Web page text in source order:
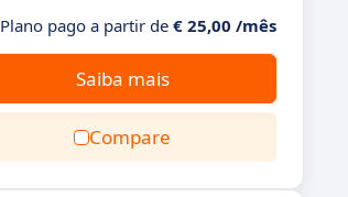
Plano pago a partir de € 25,00 /mês
Saiba mais
Compare